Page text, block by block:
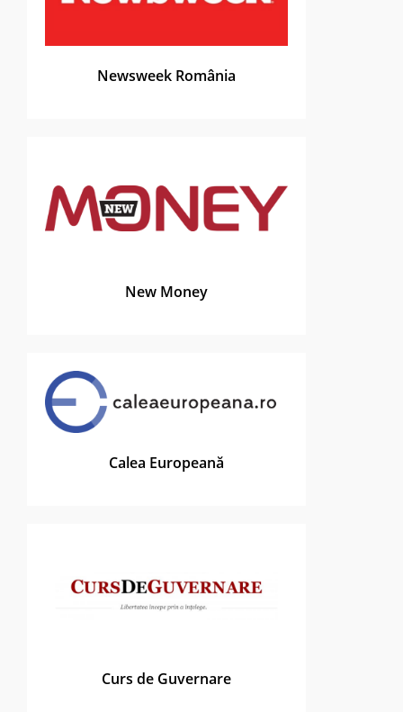
Newsweek România
New Money
Calea Europeană
Curs de Guvernare